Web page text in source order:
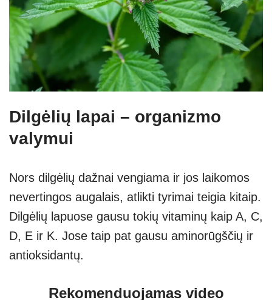
Dilgėlių lapai – organizmo
valymui
Nors dilgėlių dažnai vengiama ir jos laikomos
nevertingos augalais, atlikti tyrimai teigia kitaip.
Dilgėlių lapuose gausu tokių vitaminų kaip A, C,
D, E ir K. Jose taip pat gausu aminorūgščių ir
antioksidantų.
Rekomenduojamas video